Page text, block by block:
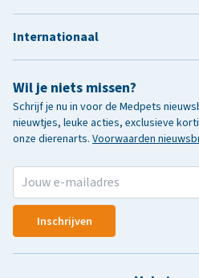
Wil je niets missen?
Schrijf je nu in voor de Medpets
nieuwtjes, leuke acties, exclusieve
onze dierenarts. Voorwaarden
Inschrijven
Internationaal